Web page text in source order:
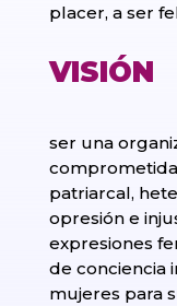
placer, a ser
VISIÓN
ser una
patriarcal,
opresión e
expresiones
de conciencia
mujeres para